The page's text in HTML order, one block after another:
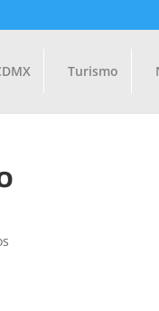
Turismo